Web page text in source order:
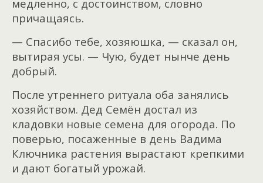
медленно, с достоинством, словно
причащаясь.
— Спасибо тебе, хозяюшка, — сказал он,
вытирая усы. — Чую, будет нынче день
добрый.
После утреннего ритуала оба занялись
хозяйством. Дед Семён достал из
кладовки новые семена для огорода. По
поверью, посаженные в день Вадима
Ключника растения вырастают крепкими
и дают богатый урожай.